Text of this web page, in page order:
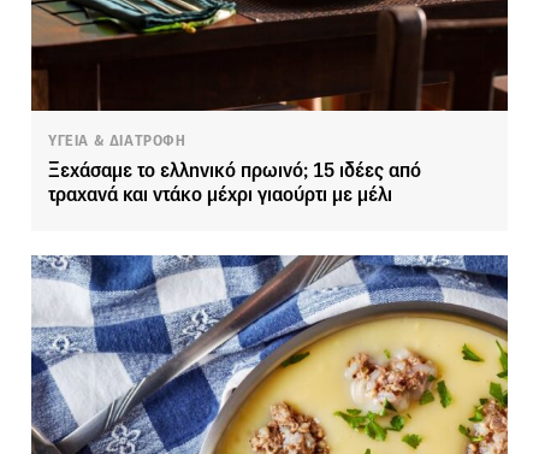
ΥΓΕΙΑ & ΔΙΑΤΡΟΦΗ
Ξεχάσαμε το ελληνικό πρωινό; 15 ιδέες από
τραχανά και ντάκο μέχρι γιαούρτι με μέλι